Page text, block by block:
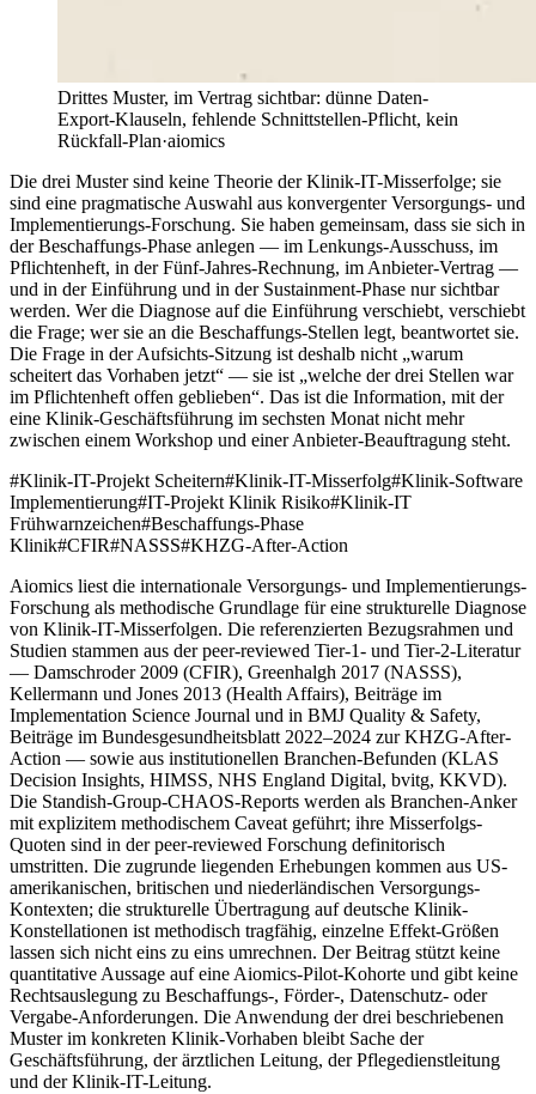
Drittes Muster, im Vertrag sichtbar: dünne Daten-
Export-Klauseln, fehlende Schnittstellen-Pflicht, kein
Rückfall-Plan·aiomics
Die drei Muster sind keine Theorie der Klinik-IT-Misserfolge; sie
sind eine pragmatische Auswahl aus konvergenter Versorgungs- und
Implementierungs-Forschung. Sie haben gemeinsam, dass sie sich in
der Beschaffungs-Phase anlegen — im Lenkungs-Ausschuss, im
Pflichtenheft, in der Fünf-Jahres-Rechnung, im Anbieter-Vertrag —
und in der Einführung und in der Sustainment-Phase nur sichtbar
werden. Wer die Diagnose auf die Einführung verschiebt, verschiebt
die Frage; wer sie an die Beschaffungs-Stellen legt, beantwortet sie.
Die Frage in der Aufsichts-Sitzung ist deshalb nicht „warum
scheitert das Vorhaben jetzt“ — sie ist „welche der drei Stellen war
im Pflichtenheft offen geblieben“. Das ist die Information, mit der
eine Klinik-Geschäftsführung im sechsten Monat nicht mehr
zwischen einem Workshop und einer Anbieter-Beauftragung steht.
#Klinik-IT-Projekt Scheitern#Klinik-IT-Misserfolg#Klinik-Software
Implementierung#IT-Projekt Klinik Risiko#Klinik-IT
Frühwarnzeichen#Beschaffungs-Phase
Klinik#CFIR#NASSS#KHZG-After-Action
Aiomics liest die internationale Versorgungs- und Implementierungs-
Forschung als methodische Grundlage für eine strukturelle Diagnose
von Klinik-IT-Misserfolgen. Die referenzierten Bezugsrahmen und
Studien stammen aus der peer-reviewed Tier-1- und Tier-2-Literatur
— Damschroder 2009 (CFIR), Greenhalgh 2017 (NASSS),
Kellermann und Jones 2013 (Health Affairs), Beiträge im
Implementation Science Journal und in BMJ Quality & Safety,
Beiträge im Bundesgesundheitsblatt 2022–2024 zur KHZG-After-
Action — sowie aus institutionellen Branchen-Befunden (KLAS
Decision Insights, HIMSS, NHS England Digital, bvitg, KKVD).
Die Standish-Group-CHAOS-Reports werden als Branchen-Anker
mit explizitem methodischem Caveat geführt; ihre Misserfolgs-
Quoten sind in der peer-reviewed Forschung definitorisch
umstritten. Die zugrunde liegenden Erhebungen kommen aus US-
amerikanischen, britischen und niederländischen Versorgungs-
Kontexten; die strukturelle Übertragung auf deutsche Klinik-
Konstellationen ist methodisch tragfähig, einzelne Effekt-Größen
lassen sich nicht eins zu eins umrechnen. Der Beitrag stützt keine
quantitative Aussage auf eine Aiomics-Pilot-Kohorte und gibt keine
Rechtsauslegung zu Beschaffungs-, Förder-, Datenschutz- oder
Vergabe-Anforderungen. Die Anwendung der drei beschriebenen
Muster im konkreten Klinik-Vorhaben bleibt Sache der
Geschäftsführung, der ärztlichen Leitung, der Pflegedienstleitung
und der Klinik-IT-Leitung.